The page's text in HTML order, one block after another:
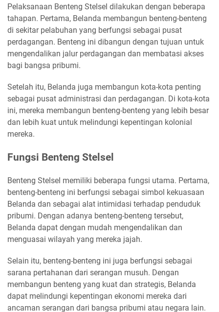
Pelaksanaan Benteng Stelsel dilakukan dengan beberapa
tahapan. Pertama, Belanda membangun benteng-benteng
di sekitar pelabuhan yang berfungsi sebagai pusat
perdagangan. Benteng ini dibangun dengan tujuan untuk
mengendalikan jalur perdagangan dan membatasi akses
bagi bangsa pribumi.
Setelah itu, Belanda juga membangun kota-kota penting
sebagai pusat administrasi dan perdagangan. Di kota-kota
ini, mereka membangun benteng-benteng yang lebih besar
dan lebih kuat untuk melindungi kepentingan kolonial
mereka.
Fungsi Benteng Stelsel
Benteng Stelsel memiliki beberapa fungsi utama. Pertama,
benteng-benteng ini berfungsi sebagai simbol kekuasaan
Belanda dan sebagai alat intimidasi terhadap penduduk
pribumi. Dengan adanya benteng-benteng tersebut,
Belanda dapat dengan mudah mengendalikan dan
menguasai wilayah yang mereka jajah.
Selain itu, benteng-benteng ini juga berfungsi sebagai
sarana pertahanan dari serangan musuh. Dengan
membangun benteng yang kuat dan strategis, Belanda
dapat melindungi kepentingan ekonomi mereka dari
ancaman serangan dari bangsa pribumi atau negara lain.